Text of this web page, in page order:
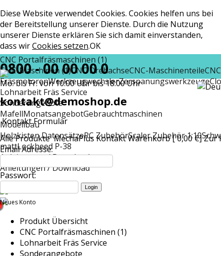
Diese Website verwendet Cookies. Cookies helfen uns bei
der Bereitstellung unserer Dienste. Durch die Nutzung
unserer Dienste erklären Sie sich damit einverstanden,
dass wirCookies setzen.OK
CNC Portalfräsmaschinen (1)
CNC-Maschinen (1)CNC DrehachseCNC-Maschinenteile
FräsmotorenWerkzeugwechslerZerspanungswerkzeuge
Lohnarbeit Fräs Service
Sonderangebote
MafellMonatsangebotGebrauchtmaschinen
Modellbau
Holzkisten DatensätzeRC ZubehörScaler Zubehör 1:10
mattLockheed P-38
Anleitungen / Download
Anleitungen / Download
0800 - 00 00 00 0
Mo. bis Fr. von 10:00 Uhr bis 18:00 Uhr
kontakt@demoshop.de
Kontakt Formular
Alle Produkte MechaPlus KontaktWarenkorb [ 0,00 €]Zur
Email Adresse:
Passwort:
Neues Konto
Produkt Übersicht
CNC Portalfräsmaschinen (1)
Lohnarbeit Fräs Service
Sonderangebote